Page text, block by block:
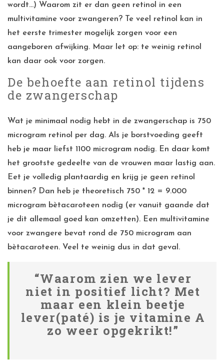
wordt…) Waarom zit er dan geen retinol in een
multivitamine voor zwangeren? Te veel retinol kan in
het eerste trimester mogelijk zorgen voor een
aangeboren afwijking. Maar let op: te weinig retinol
kan daar ook voor zorgen.
De behoefte aan retinol tijdens
de zwangerschap
Wat je minimaal nodig hebt in de zwangerschap is 750
microgram retinol per dag. Als je borstvoeding geeft
heb je maar liefst 1100 microgram nodig. En daar komt
het grootste gedeelte van de vrouwen maar lastig aan.
Eet je volledig plantaardig en krijg je geen retinol
binnen? Dan heb je theoretisch 750 * 12 = 9.000
microgram bètacaroteen nodig (er vanuit gaande dat
je dit allemaal goed kan omzetten). Een multivitamine
voor zwangere bevat rond de 750 microgram aan
bètacaroteen. Veel te weinig dus in dat geval.
“Waarom zien we lever
niet in positief licht? Met
maar een klein beetje
lever(paté) is je vitamine A
zo weer opgekrikt!”